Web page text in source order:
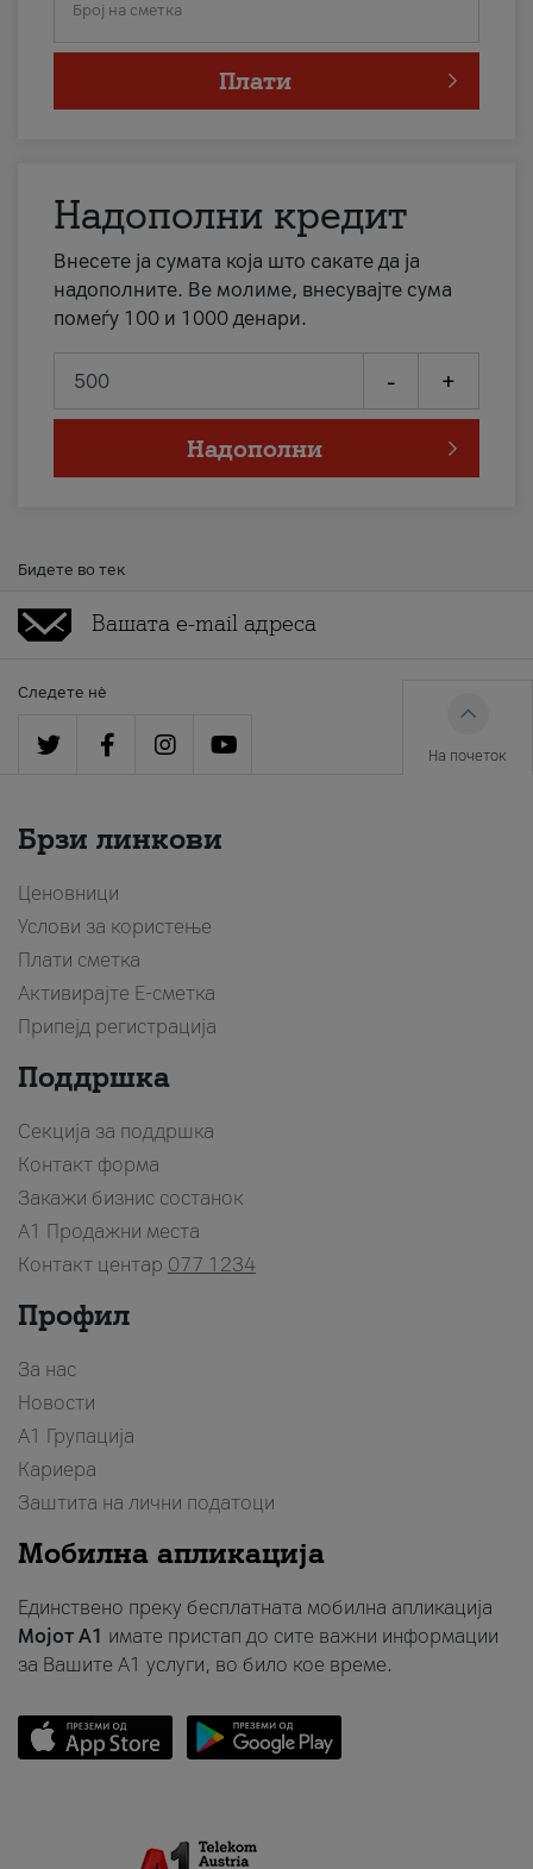
Број на сметка
Плати
Надополни кредит
Внесете ја сумата која што сакате да ја
надополните. Ве молиме, внесувајте сума
помеѓу 100 и 1000 денари.
- +
Надополни
Бидете во тек
Следете нè
На почеток
Брзи линкови
Ценовници
Услови за користење
Плати сметка
Активирајте Е-сметка
Припејд регистрација
Поддршка
Секција за поддршка
Контакт форма
Закажи бизнис состанок
A1 Продажни места
Контакт центар 077 1234
Профил
За нас
Новости
А1 Групација
Кариера
Заштита на лични податоци
Мобилна апликација
Единствено преку бесплатната мобилна апликација
Мојот A1 имате пристап до сите важни информации
за Вашите A1 услуги, во било кое време.